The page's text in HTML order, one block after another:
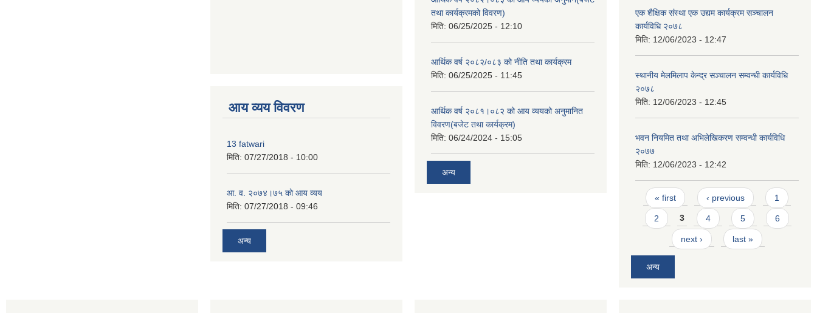
आय व्यय विवरण
13 fatwari
मिति: 07/27/2018 - 10:00
आ‍. व. २०७४।७५ काे आय व्यय
मिति: 07/27/2018 - 09:46
अन्य
तथा कार्यक्रमको विवरण)
मिति: 06/25/2025 - 12:10
आर्थिक वर्ष २०८२/०८३ को नीति तथा कार्यक्रम
मिति: 06/25/2025 - 11:45
आर्थिक वर्ष २०८१।०८२ को आय व्ययको अनुमानित
विवरण(बजेट तथा कार्यक्रम)
मिति: 06/24/2024 - 15:05
अन्य
एक शैक्षिक संस्था एक उद्यम कार्यक्रम सञ्चालन
कार्यविधि २०७८
मिति: 12/06/2023 - 12:47
स्थानीय मेलमिलाप केन्द्र सञ्चालन सम्वन्धी कार्यविधि
२०७८
मिति: 12/06/2023 - 12:45
भवन नियमित तथा अभिलेखिकरण सम्वन्धी कार्यविधि
२०७७
मिति: 12/06/2023 - 12:42
Pages
« first ‹ previous 1
2 3 4 5 6
next › last »
अन्य